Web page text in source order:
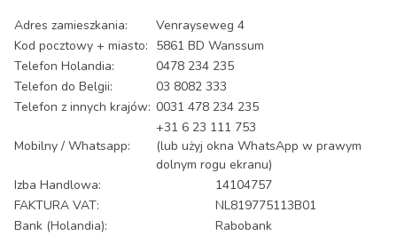
Adres zamieszkania:
Venrayseweg 4
Kod pocztowy + miasto: 5861 BD Wanssum
Telefon Holandia:
0478 234 235
Telefon do Belgii:
03 8082 333
Telefon z innych krajów: 0031 478 234 235
Mobilny / Whatsapp:
+31 6 23 111 753
(lub użyj okna WhatsApp w prawym
dolnym rogu ekranu)
Izba Handlowa:
14104757
FAKTURA VAT:
NL819775113B01
Bank (Holandia):
Rabobank